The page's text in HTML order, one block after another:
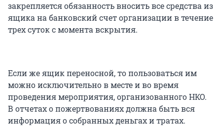
закрепляется обязанность вносить все средства из
ящика на банковский счет организации в течение
трех суток с момента вскрытия.
Если же ящик переносной, то пользоваться им
можно исключительно в месте и во время
проведения мероприятия, организованного НКО.
В отчетах о пожертвованиях должна быть вся
информация о собранных деньгах и тратах.